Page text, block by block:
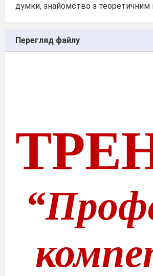
думки, знайомство з теоретичним
Перегляд файлу